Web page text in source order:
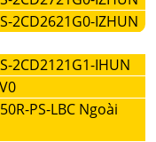
2CD2621G0-IZHUN
2CD2121G1-IHUN
PS-LBC Ngoài